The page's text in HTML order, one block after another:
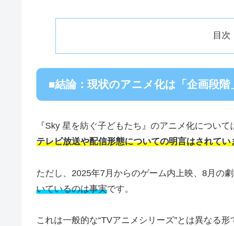
目次
■結論：現状のアニメ化は「企画段
『Sky 星を紡ぐ子どもたち』のアニメ化について
テレビ放送や配信形態についての明言はされてい
ただし、2025年7月からのゲーム内上映、8月の劇
いているのは事実です。
これは一般的な“TVアニメシリーズ”とは異なる